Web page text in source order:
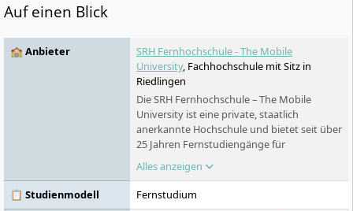
Auf einen Blick
🏫 Anbieter
SRH Fernhochschule - The Mobile
University, Fachhochschule mit Sitz in
Riedlingen
Die SRH Fernhochschule – The Mobile
University ist eine private, staatlich
anerkannte Hochschule und bietet seit über
25 Jahren Fernstudiengänge für
Berufstätige und Studierende mit
persönlichen Verpflichtungen an. Mit ihren
Bachelor- und Master-Studiengängen in
Alles anzeigen
📋 Studienmodell
Fernstudium